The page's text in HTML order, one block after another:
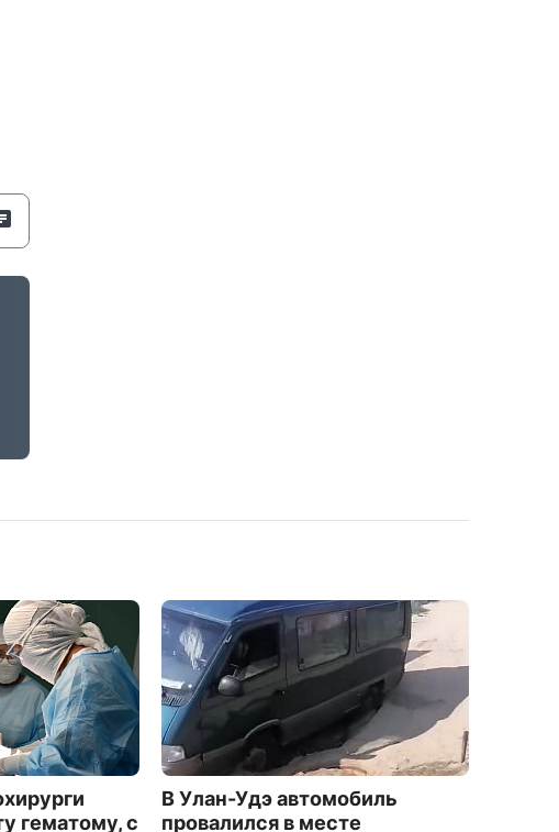
гематому, с
В Улан-Удэ автомобиль
провалился в месте